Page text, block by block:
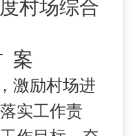
村场综合
案
激励村场进
实工作责